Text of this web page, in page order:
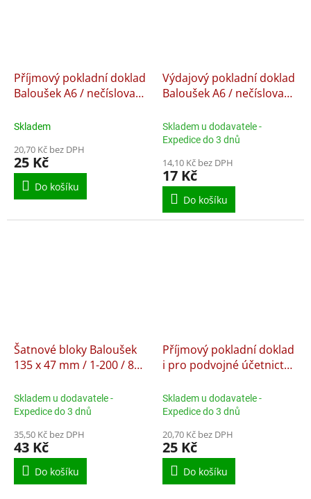
Příjmový pokladní doklad
Baloušek A6 / nečíslovaný
samopropisující
Skladem
20,70 Kč bez DPH
25 Kč
Do košíku
Výdajový pokladní doklad
Baloušek A6 / nečíslovaný
nepropisující
Skladem u dodavatele -
Expedice do 3 dnů
14,10 Kč bez DPH
17 Kč
Do košíku
Šatnové bloky Baloušek
135 x 47 mm / 1-200 / 8
nepropisující
Skladem u dodavatele -
Expedice do 3 dnů
35,50 Kč bez DPH
43 Kč
Do košíku
Příjmový pokladní doklad
i pro podvojné účetnictví
/ 50 listů / NCR / PT030,
nepropisující,
Skladem u dodavatele -
Expedice do 3 dnů
20,70 Kč bez DPH
25 Kč
Do košíku